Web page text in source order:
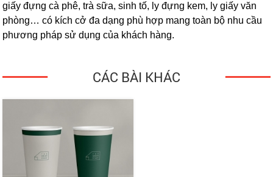
giấy đựng cà phê, trà sữa, sinh tố, ly đựng kem, ly giấy văn
phòng… có kích cở đa dạng phù hợp mang toàn bộ nhu cầu
phương pháp sử dụng của khách hàng.
CÁC BÀI KHÁC